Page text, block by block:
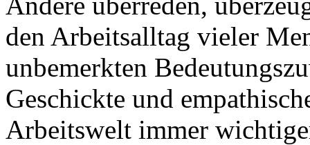
den Arbeitsalltag vieler
unbemerkten
Geschickte und
Arbeitswelt immer